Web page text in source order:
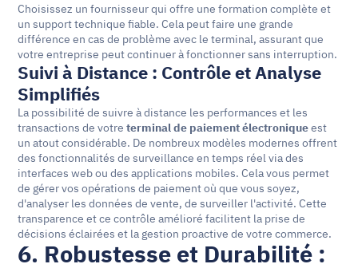
Choisissez un fournisseur qui offre une formation complète et
un support technique fiable. Cela peut faire une grande
différence en cas de problème avec le terminal, assurant que
votre entreprise peut continuer à fonctionner sans interruption.
Suivi à Distance : Contrôle et Analyse
Simplifiés
La possibilité de suivre à distance les performances et les
transactions de votre terminal de paiement électronique est
un atout considérable. De nombreux modèles modernes offrent
des fonctionnalités de surveillance en temps réel via des
interfaces web ou des applications mobiles. Cela vous permet
de gérer vos opérations de paiement où que vous soyez,
d'analyser les données de vente, de surveiller l'activité. Cette
transparence et ce contrôle amélioré facilitent la prise de
décisions éclairées et la gestion proactive de votre commerce.